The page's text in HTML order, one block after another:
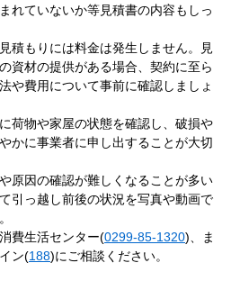
れていないか等見積書の内容もしっ
積もりには料金は発生しません。見
資材の提供がある場合、契約に至ら
や費用について事前に確認しましょ
荷物や家屋の状態を確認し、破損や
かに事業者に申し出することが大切
原因の確認が難しくなることが多い
引っ越し前後の状況を写真や動画で
費生活センター(0299-85-1320)、ま
ン(188)にご相談ください。